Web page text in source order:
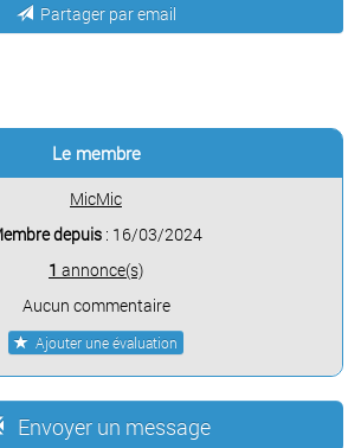
Partager par email
Le membre
MicMic
depuis : 16/03/2024
1 annonce(s)
Aucun commentaire
Ajouter une évaluation
Envoyer un message